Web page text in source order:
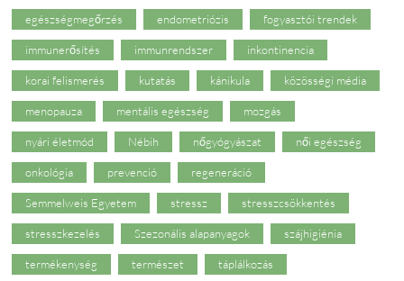
egészségmegőrzés endometriózis fogyasztói trendek
immunerősítés immunrendszer inkontinencia
korai felismerés kutatás kánikula közösségi média
menopauza mentális egészség mozgás
nyári életmód Nébih nőgyógyászat női egészség
onkológia prevenció regeneráció
Semmelweis Egyetem stressz stresszcsökkentés
stresszkezelés Szezonális alapanyagok szájhigiénia
termékenység természet táplálkozás